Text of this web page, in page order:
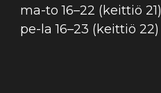
ma-to 16–22 (keittiö 21)
pe-la 16–23 (keittiö 22)